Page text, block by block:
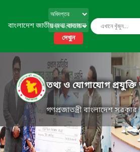
বাংলাদেশ জাতীয় তথ্য বাতায়ন
দেখুন
তথ্য ও যোগাযোগ প্রযুক্তি
গণপ্রজাতন্ত্রী বাংলাদেশ সরকার